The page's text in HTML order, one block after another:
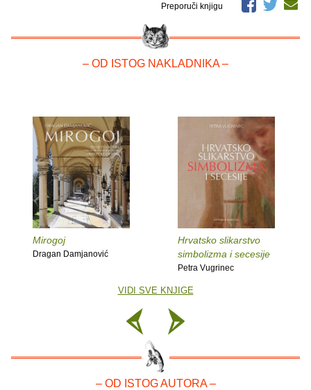
Preporuči knjigu
– OD ISTOG NAKLADNIKA –
Mirogoj
Dragan Damjanović
Hrvatsko slikarstvo
simbolizma i secesije
Petra Vugrinec
VIDI SVE KNJIGE
– OD ISTOG AUTORA –